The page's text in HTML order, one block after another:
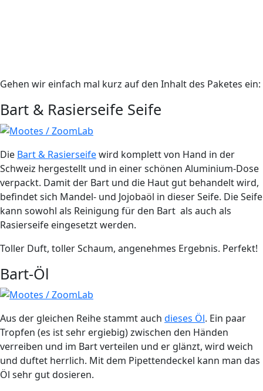
Gehen wir einfach mal kurz auf den Inhalt des Paketes ein:
Bart & Rasierseife Seife
Die Bart & Rasierseifewird komplett von Hand in der
Schweiz hergestellt und in einer schönen Aluminium-Dose
verpackt. Damit der Bart und die Haut gut behandelt wird,
befindet sich Mandel- und Jojobaöl in dieser Seife. Die Seife
kann sowohl als Reinigung für den Bart als auch als
Rasierseife eingesetzt werden.
Toller Duft, toller Schaum, angenehmes Ergebnis. Perfekt!
Bart-Öl
Aus der gleichen Reihe stammt auch dieses Öl. Ein paar
Tropfen (es ist sehr ergiebig) zwischen den Händen
verreiben und im Bart verteilen und er glänzt, wird weich
und duftet herrlich. Mit dem Pipettendeckel kann man das
Öl sehr gut dosieren.